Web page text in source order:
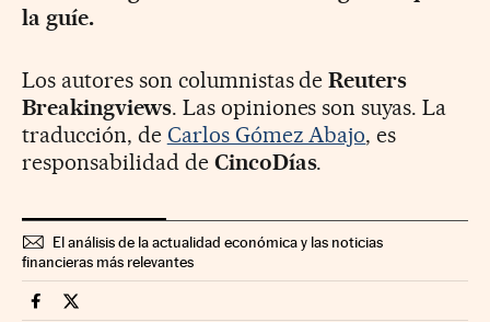
la guíe.
Los autores son columnistas de Reuters
Breakingviews. Las opiniones son suyas. La
traducción, de Carlos Gómez Abajo, es
responsabilidad deCincoDías.
El análisis de la actualidad económica y las noticias
financieras más relevantes
Mercados Financieros Cinco Días en Facebook
Mercados Financieros Cinco Días en Twitter